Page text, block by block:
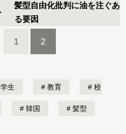
髪型自由化批判に油を注ぐあ
る要因
1 2
学生 教育 校
韓国 髪型